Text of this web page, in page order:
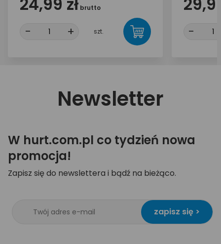
brutto
- + szt. -
Newsletter
W hurt.com.pl co tydzień nowa
promocja!
Zapisz się do newslettera i bądź na bieżąco.
zapisz się >